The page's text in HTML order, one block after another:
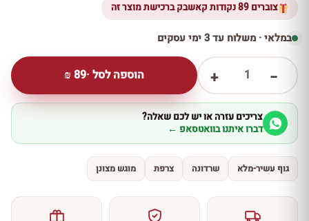
צוברים 89 נקודות קאשבק ברכישת מוצר זה
במלאי · משלוח עד 3 ימי עסקים
−
1
+ הוספה לסל ·89
₪
צריכים עזרה או יש לכם שאלה?
דברו איתנו בוואטסאפ ←
גוף עשיר-מלא שרדונה צרפת מוגש מצונן